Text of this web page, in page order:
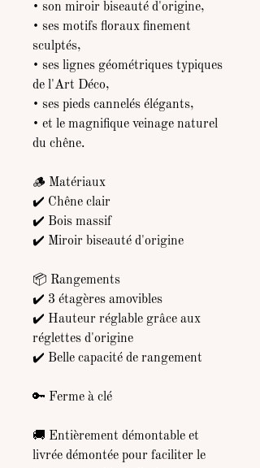
• son miroir biseauté d'origine,
• ses motifs floraux finement
sculptés,
• ses lignes géométriques typiques
de l'Art Déco,
• ses pieds cannelés élégants,
• et le magnifique veinage naturel
du chêne.
🪵 Matériaux
✔️ Chêne clair
✔️ Bois massif
✔️ Miroir biseauté d'origine
📦 Rangements
✔️ 3 étagères amovibles
✔️ Hauteur réglable grâce aux
réglettes d'origine
✔️ Belle capacité de rangement
🔑 Ferme à clé
🚚 Entièrement démontable et
livrée démontée pour faciliter le